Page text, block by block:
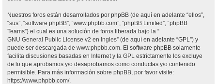
Nuestros foros están desarrollados por phpBB (de aquí en adelante “ellos”,
“sus”, “software phpBB”, “www.phpbb.com”, “phpBB Limited”, “phpBB
Teams”) el cual es una solución de foros liberada bajo la “
GNU General Public License v2 en Ingles” (de aquí en adelante “GPL”) y
puede ser descargada de www.phpbb.com. El software phpBB solamente
facilita discusiones basadas en Internet y la GPL estrictamente los excluye
de lo que aprobamos y/o desaprobamos como conductas y/o contenido
permisible. Para más información sobre phpBB, por favor visite:
https://www.phpbb.com/.